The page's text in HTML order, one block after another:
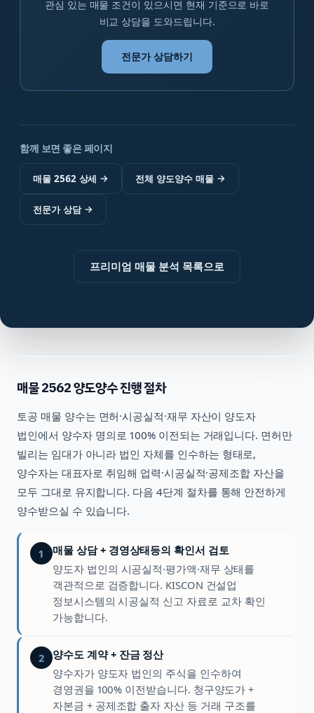
관심 있는 매물 조건이 있으시면 현재 기준으로 바로
비교 상담을 도와드립니다.
전문가 상담하기
함께 보면 좋은 페이지
매물 2562 상세 → 전체 양도양수 매물→
전문가 상담→
프리미엄 매물 분석 목록으로
매물2562양도양수 진행 절차
토공 매물 양수는 면허·시공실적·재무 자산이 양도자
법인에서 양수자 명의로 100% 이전되는 거래입니다. 면허만
빌리는 임대가 아니라 법인 자체를 인수하는 형태로,
양수자는 대표자로 취임해 업력·시공실적·공제조합 자산을
모두 그대로 유지합니다. 다음 4단계 절차를 통해 안전하게
양수받으실 수 있습니다.
1
매물 상담 + 경영상태등의 확인서 검토
양도자 법인의 시공실적·평가액·재무 상태를
객관적으로 검증합니다. KISCON 건설업
정보시스템의 시공실적 신고 자료로 교차 확인
가능합니다.
2
양수도 계약 + 잔금 정산
양수자가 양도자 법인의 주식을 인수하여
경영권을 100% 이전받습니다. 청구양도가 +
자본금 + 공제조합 출자 자산 등 거래 구조를